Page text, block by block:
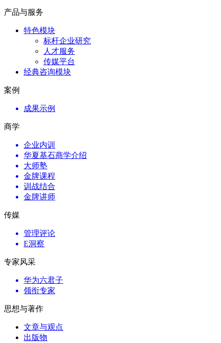
产品与服务
特色模块
标杆企业研究
人才服务
传媒平台
经典咨询模块
案例
成果示例
商学
企业内训
华夏基石商学介绍
大师塾
金牌课程
训战结合
金牌讲师
传媒
管理评论
E洞察
专家风采
华为六君子
领衔专家
思想与著作
文章与观点
出版物